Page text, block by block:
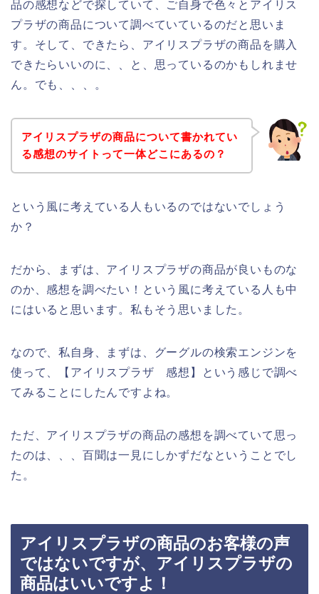
品の感想などで探していて、ご自身で色々とアイリス
プラザの商品について調べていているのだと思いま
す。そして、できたら、アイリスプラザの商品を購入
できたらいいのに、、と、思っているのかもしれませ
ん。でも、、、。
アイリスプラザの商品について書かれてい
る感想のサイトって一体どこにあるの？
という風に考えている人もいるのではないでしょう
か？
だから、まずは、アイリスプラザの商品が良いものな
のか、感想を調べたい！という風に考えている人も中
にはいると思います。私もそう思いました。
なので、私自身、まずは、グーグルの検索エンジンを
使って、【アイリスプラザ 感想】という感じで調べ
てみることにしたんですよね。
ただ、アイリスプラザの商品の感想を調べていて思っ
たのは、、、百聞は一見にしかずだなということでし
た。
アイリスプラザの商品のお客様の声
ではないですが、アイリスプラザの
商品はいいですよ！